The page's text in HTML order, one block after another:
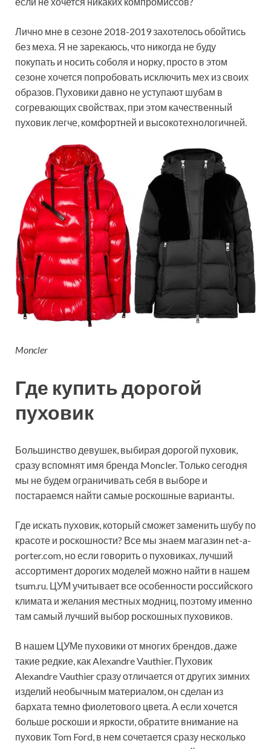
Лично мне в сезоне 2018-2019 захотелось обойтись
без меха. Я не зарекаюсь, что никогда не буду
покупать и носить соболя и норку, просто в этом
сезоне хочется попробовать исключить мех из своих
образов. Пуховики давно не уступают шубам в
согревающих свойствах, при этом качественный
пуховик легче, комфортней и высокотехнологичней.
Moncler
Где купить дорогой
пуховик
Большинство девушек, выбирая дорогой пуховик,
сразу вспомнят имя бренда Moncler. Только сегодня
мы не будем ограничивать себя в выборе и
постараемся найти самые роскошные варианты.
Где искать пуховик, который сможет заменить шубу по
красоте и роскошности? Все мы знаем магазин net-a-
porter.com, но если говорить о пуховиках, лучший
ассортимент дорогих моделей можно найти в нашем
tsum.ru. ЦУМ учитывает все особенности российского
климата и желания местных модниц, поэтому именно
там самый лучший выбор роскошных пуховиков.
В нашем ЦУМе пуховики от многих брендов, даже
такие редкие, как Alexandre Vauthier. Пуховик
Alexandre Vauthier сразу отличается от других зимних
изделий необычным материалом, он сделан из
бархата темно фиолетового цвета. А если хочется
больше роскоши и яркости, обратите внимание на
пуховик Tom Ford, в нем сочетается сразу несколько